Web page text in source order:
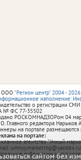
сайтом без
"Регион центр" 2004 - 2026
наполнение:
о регистрации
№ ФС 77‑35502
РОСКОМНАДЗОРом 04
Главного редактора Нарыков
на портале размещаются
на портале:
агентство "Умный
umnyy.marketing@yandex.ru
публикации могут